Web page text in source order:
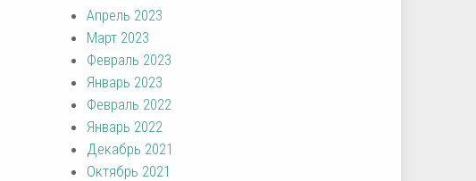
Апрель 2023
Март 2023
Февраль 2023
Январь 2023
Февраль 2022
Январь 2022
Декабрь 2021
Октябрь 2021